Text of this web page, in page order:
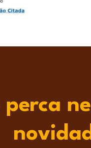
perca